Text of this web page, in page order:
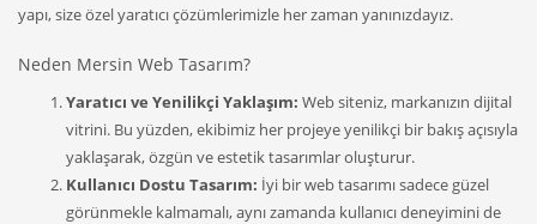
yapı, size özel yaratıcı çözümlerimizle her zaman yanınızdayız.
Neden Mersin Web Tasarım?
Yaratıcı ve Yenilikçi Yaklaşım: Web siteniz, markanızın dijital
vitrini. Bu yüzden, ekibimiz her projeye yenilikçi bir bakış açısıyla
yaklaşarak, özgün ve estetik tasarımlar oluşturur.
Kullanıcı Dostu Tasarım: İyi bir web tasarımı sadece güzel
görünmekle kalmamalı, aynı zamanda kullanıcı deneyimini de